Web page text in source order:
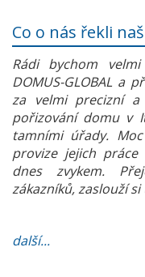
Co o nás řekli
Rádi bychom
DOMUS-GLOBAL a
za velmi precizní
pořizování domu v
tamními úřady.
provize jejich
dnes zvykem.
zákazníků, zaslouží si
další...